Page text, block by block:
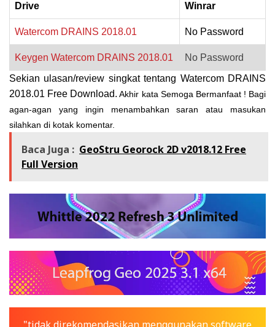
Drive
Winrar
Watercom DRAINS 2018.01 No Password
Keygen Watercom DRAINS 2018.01
No Password
Sekian ulasan/review singkat tentang Watercom DRAINS
2018.01 Free Download. Akhir kata Semoga Bermanfaat ! Bagi
agan-agan yang ingin menambahkan saran atau masukan
silahkan di kotak komentar.
Baca Juga : GeoStru Georock 2D v2018.12 Free
Full Version